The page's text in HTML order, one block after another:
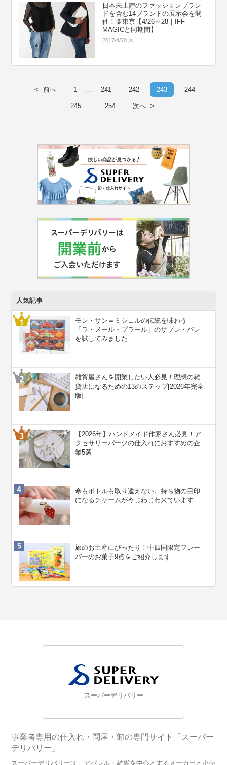
日本未上陸のファッションブラン
ドを含む14ブランドの展示会を開
催！＠東京【4/26～28｜IFF
MAGICと同期間】
2017/4/20 木
＜ 前へ 1 … 241 242 243 244
245 … 254 次へ ＞
人気記事
モン・サン＝ミシェルの伝統を味わう
「ラ・メール・プラール」のサブレ・パレ
を試してみました
雑貨屋さんを開業したい人必見！理想の雑
貨店になるための13のステップ[2026年完全
版]
【2026年】ハンドメイド作家さん必見！ア
クセサリーパーツの仕入れにおすすめの企
業5選
傘もボトルも取り違えない。持ち物の目印
になるチャームが今じわじわ来ています
旅のお土産にぴったり！中四国限定フレー
バーのお菓子9点をご紹介します
スーパーデリバリー
事業者専用の仕入れ・問屋・卸の専門サイト「スーパー
デリバリー」
スーパーデリバリーは、アパレル・雑貨を中心とするメーカーと小売